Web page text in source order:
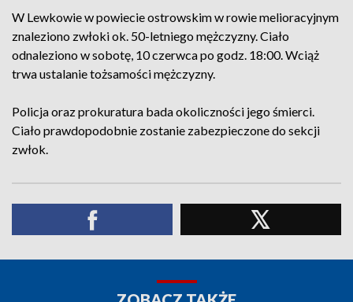
W Lewkowie w powiecie ostrowskim w rowie melioracyjnym
znaleziono zwłoki ok. 50-letniego mężczyzny. Ciało
odnaleziono w sobotę, 10 czerwca po godz. 18:00. Wciąż
trwa ustalanie tożsamości mężczyzny.
Policja oraz prokuratura bada okoliczności jego śmierci.
Ciało prawdopodobnie zostanie zabezpieczone do sekcji
zwłok.